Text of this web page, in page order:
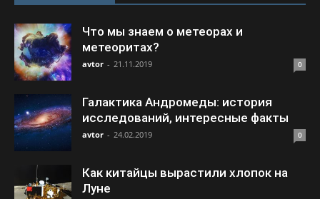
Что мы знаем о метеорах и
метеоритах?
avtor - 21.11.2019 0
Галактика Андромеды: история
исследований, интересные факты
avtor - 24.02.2019 0
Как китайцы вырастили хлопок на
Луне